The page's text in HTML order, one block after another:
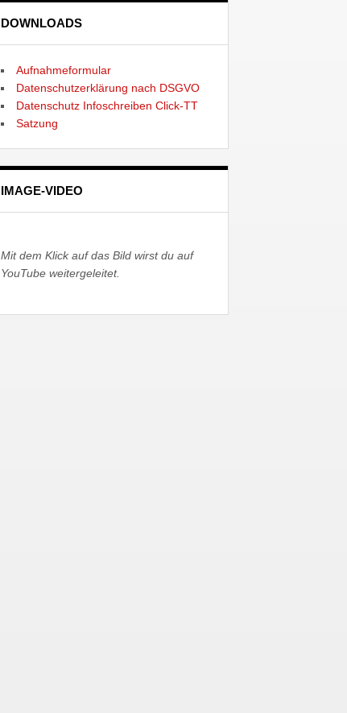
DOWNLOADS
Aufnahmeformular
Datenschutzerklärung nach DSGVO
Datenschutz Infoschreiben Click-TT
Satzung
IMAGE-VIDEO
Mit dem Klick auf das Bild wirst du auf
YouTube weitergeleitet.